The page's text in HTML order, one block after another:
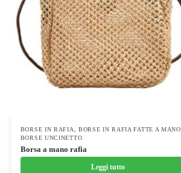
BORSE IN RAFIA BORSE IN RAFIA FATTE A MANO
BORSE UNCINETTO
Borsa a mano rafia
Leggi tutto